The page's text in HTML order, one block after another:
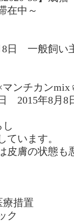
在中～
8日 一般飼い
ンチカン
2015年8月8
います。
皮膚の状態も
療措置
ク